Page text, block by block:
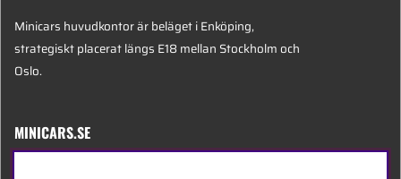
Minicars huvudkontor är beläget i Enköping,
strategiskt placerat längs E18 mellan Stockholm och
Oslo.
MINICARS.SE